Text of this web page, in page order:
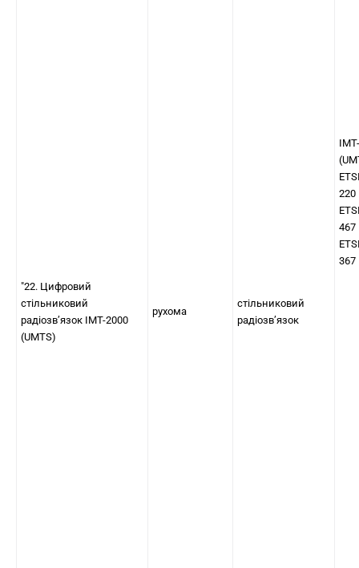
"22. Цифровий
стільниковий
радіозв’язок IMT-2000
(UMTS)
рухома
стільниковий
радіозв’язок
220
467
367